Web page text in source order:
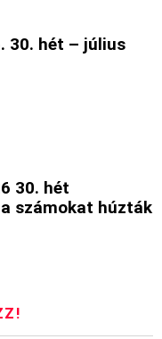
30. hét – július
30. hét
számokat húzták